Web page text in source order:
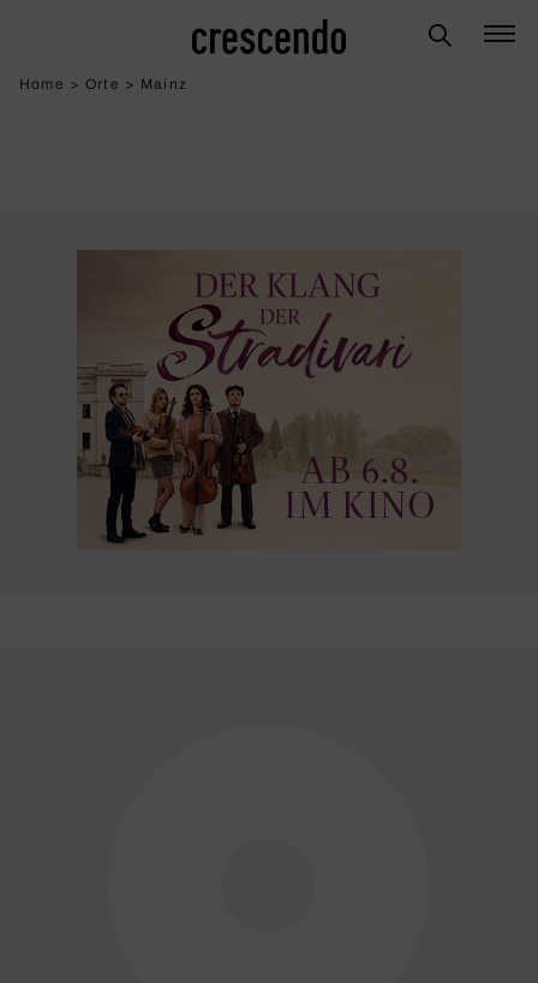
Home > Orte > Mainz